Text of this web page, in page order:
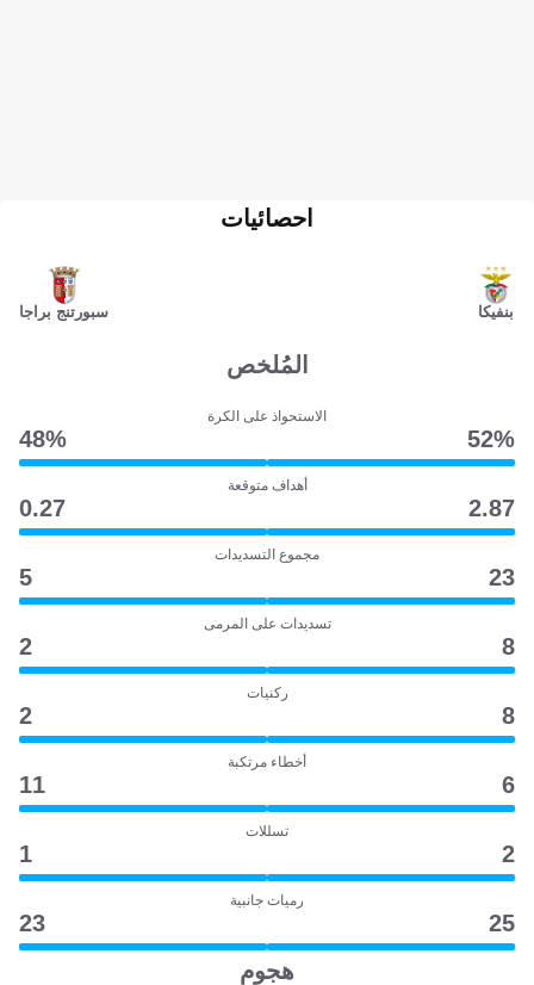
بنفيكا
احصائيات
سبورتنج براجا
المُلخص
الاستحواذ على الكرة
52‎%‎
48‎%‎
أهداف متوقعة
2.87
0.27
مجموع التسديدات
23
5
تسديدات على المرمى
8
2
ركنيات
8
2
أخطاء مرتكبة
6
11
تسللات
2
1
رميات جانبية
25
23
هجوم